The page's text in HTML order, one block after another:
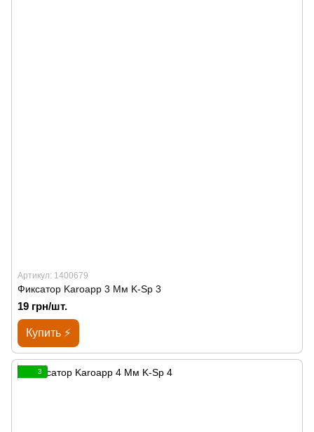
Артикул: 1400679
Фиксатор Karoapp 3 Мм K-Sp 3
19 грн/шт.
Купить ⚡
3